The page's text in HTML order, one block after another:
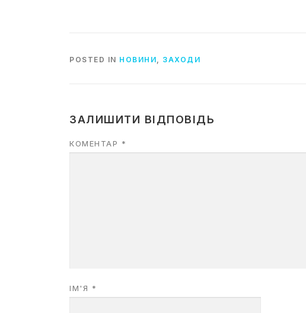
POSTED IN НОВИНИ, ЗАХОДИ
ЗАЛИШИТИ ВІДПОВІДЬ
КОМЕНТАР *
ІМ'Я *